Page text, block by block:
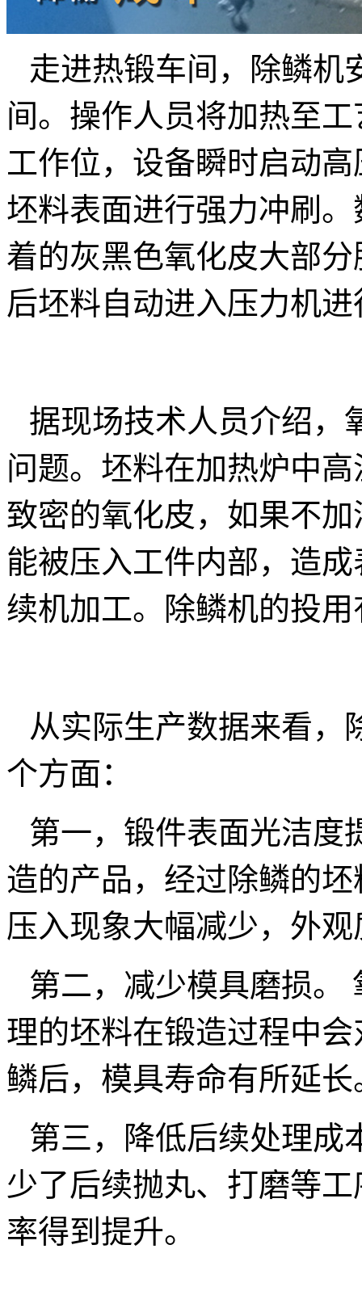
走进热锻车间，除鳞机
间。操作人员将加热至
工作位，设备瞬时启动
坯料表面进行强力冲刷
着的灰黑色氧化皮大部
后坯料自动进入压力机
据现场技术人员介绍，
问题。坯料在加热炉中
致密的氧化皮，如果不
能被压入工件内部，造
续机加工。除鳞机的投
从实际生产数据来看，
个方面：
第一，锻件表面光洁度
造的产品，经过除鳞的
压入现象大幅减少，外
第二，减少模具磨损。
理的坯料在锻造过程中
鳞后，模具寿命有所延长
第三，降低后续处理成
少了后续抛丸、打磨等
率得到提升。